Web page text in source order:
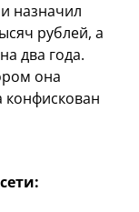
назначил
рублей, а
два года.
она
конфискован